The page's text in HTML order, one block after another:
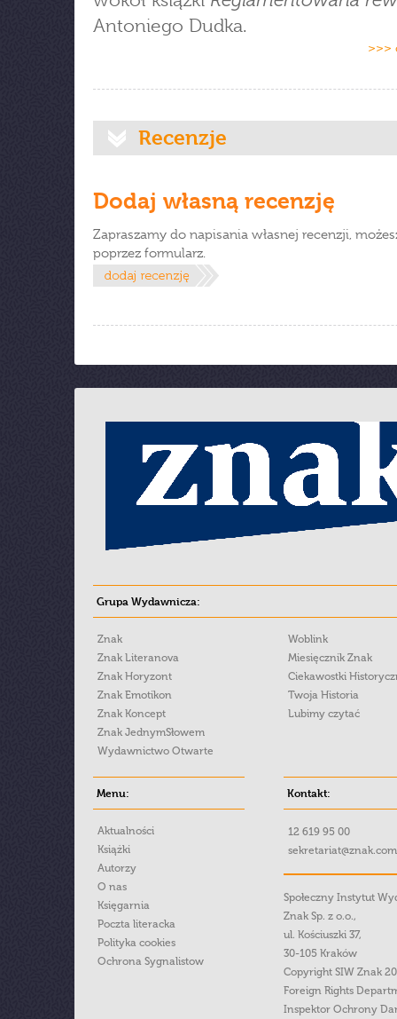
Antoniego Dudka.
>>>
Recenzje
Dodaj własną recenzję
Zapraszamy do napisania własnej recenzji,
poprzez formularz.
Grupa Wydawnicza:
Znak
Znak Literanova
Znak Horyzont
Znak Emotikon
Znak Koncept
Znak JednymSłowem
Wydawnictwo Otwarte
Woblink
Miesięcznik Znak
Ciekawostki
Twoja Historia
Lubimy czytać
Menu:
Aktualności
Książki
Autorzy
O nas
Księgarnia
Poczta literacka
Polityka cookies
Ochrona Sygnalistow
Kontakt:
12 619 95 00
Społeczny Instytut
Znak Sp. z o.o.,
ul. Kościuszki 37,
30-105 Kraków
Copyright SIW Znak
Foreign Rights
Inspektor Ochrony